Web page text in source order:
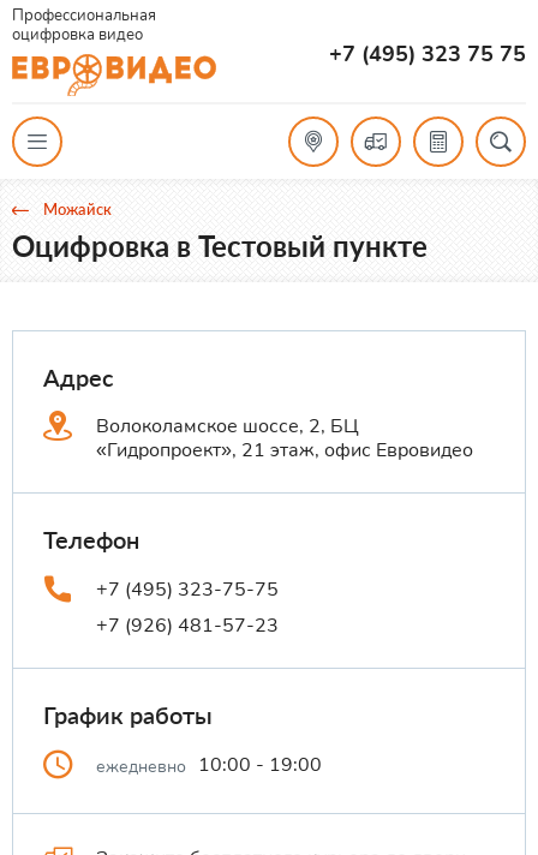
Профессиональная
оцифровка видео
+7 (495) 323 75 75
Можайск
Оцифровка в Тестовый пункте
Адрес
Волоколамское шоссе, 2, БЦ
«Гидропроект», 21 этаж, офис Евровидео
Телефон
+7 (495) 323-75-75
+7 (926) 481-57-23
График работы
ежедневно 10:00 - 19:00